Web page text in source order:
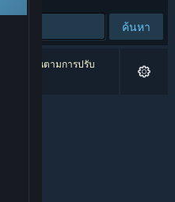
ค้นหา
กละเว้นตามการปรับ